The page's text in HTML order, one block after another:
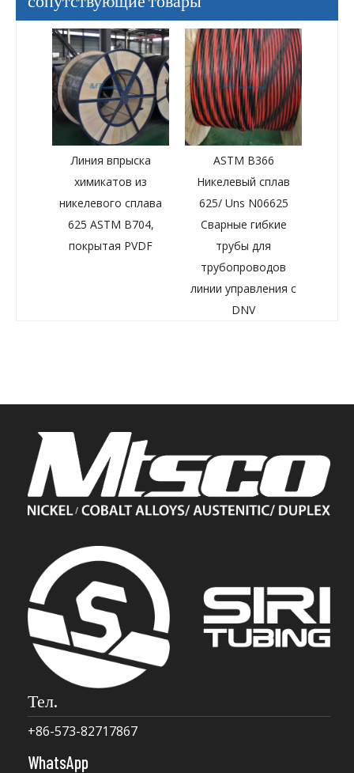
Линия впрыска
химикатов из
никелевого сплава
625 ASTM B704,
покрытая PVDF
ASTM B366
Никелевый сплав
625/ Uns N06625
Сварные гибкие
трубы для
трубопроводов
линии управления с
DNV
Тел.
+86-573-82717867
WhatsApp